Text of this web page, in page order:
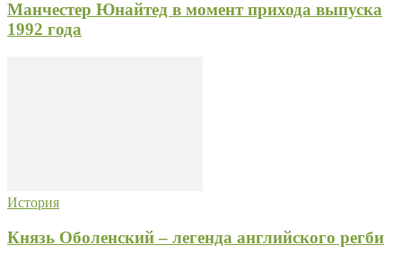
Манчестер Юнайтед в момент прихода выпуска
1992 года
История
Князь Оболенский – легенда английского регби